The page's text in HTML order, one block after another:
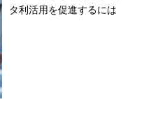
タ利活用を促進するには